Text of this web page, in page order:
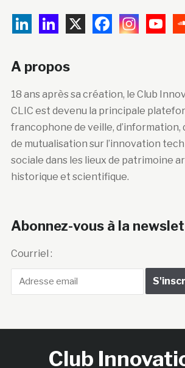
A propos
18 ans après sa création, le Club
CLIC est devenu la principale
francophone de veille,
de mutualisation sur l’innovation
sociale dans les lieux de patrimoine
historique et scientifique.
Abonnez-vous à la
Courriel :
Club